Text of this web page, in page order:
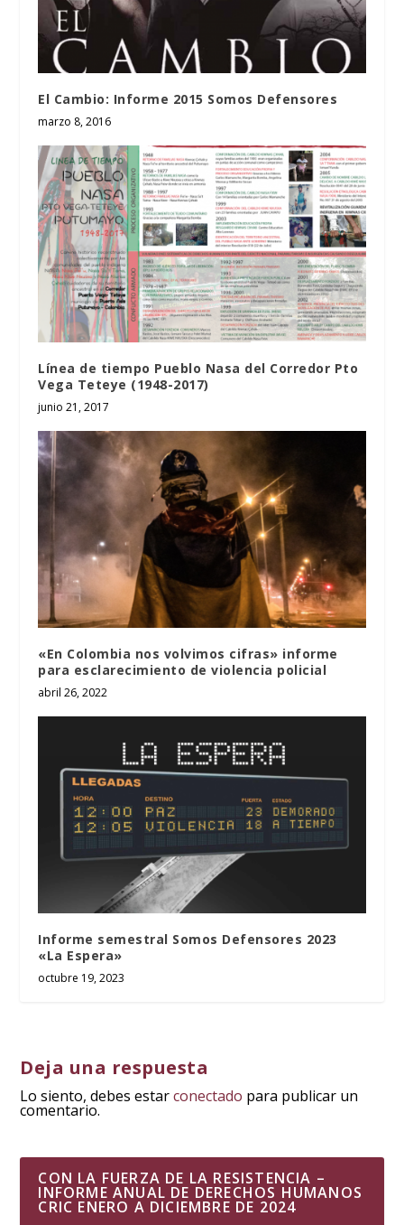
El Cambio: Informe 2015 Somos Defensores
marzo 8, 2016
Línea de tiempo Pueblo Nasa del Corredor Pto
Vega Teteye (1948-2017)
junio 21, 2017
«En Colombia nos volvimos cifras» informe
para esclarecimiento de violencia policial
abril 26, 2022
Informe semestral Somos Defensores 2023
«La Espera»
octubre 19, 2023
Deja una respuesta
Lo siento, debes estarconectado para publicar un
comentario.
CON LA FUERZA DE LA RESISTENCIA –
INFORME ANUAL DE DERECHOS HUMANOS
CRIC ENERO A DICIEMBRE DE 2024